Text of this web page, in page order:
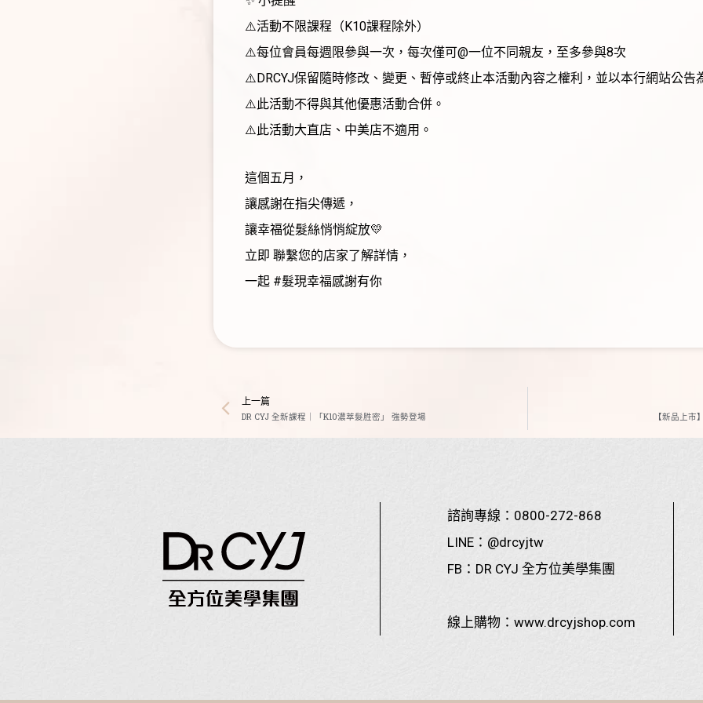
⚠️活動不限課程（K10課程除外）
⚠️每位會員每週限參與一次，每次僅可@一位不同親友，至多參與8次
⚠️DRCYJ保留隨時修改、變更、暫停或終止本活動內容之權利，並以本行網站公告
⚠️此活動不得與其他優惠活動合併。
⚠️此活動大直店、中美店不適用。
這個五月，
讓感謝在指尖傳遞，
讓幸福從髮絲悄悄綻放💛
立即 聯繫您的店家了解詳情，
一起 #髮現幸福感謝有你
上一篇
DR CYJ 全新課程｜「K10濃萃髮胜密」 強勢登場 【新品上市
諮詢專線： 0800-272-868
LINE： @drcyjtw
FB： DR CYJ 全方位美學集團
線上購物：www.drcyjshop.com